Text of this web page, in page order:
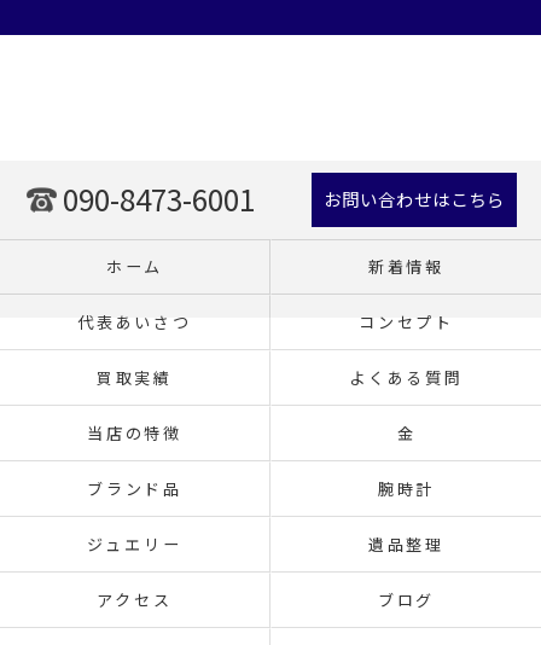
090-8473-6001 お問い合わせはこちら
ホーム 新着情報
代表あいさつ コンセプト
買取実績 よくある質問
当店の特徴 金
ブランド品 腕時計
ジュエリー 遺品整理
アクセス ブログ